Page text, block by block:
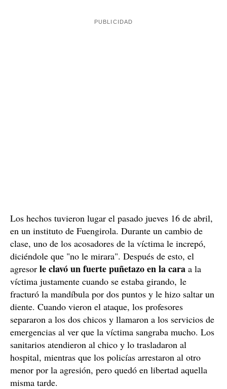
Los hechos tuvieron lugar el pasado jueves 16 de abril,
en un instituto de Fuengirola. Durante un cambio de
clase, uno de los acosadores de la víctima le increpó,
diciéndole que "no le mirara". Después de esto, el
agresor le clavó un fuerte puñetazo en la cara a la
víctima justamente cuando se estaba girando, le
fracturó la mandíbula por dos puntos y le hizo saltar un
diente. Cuando vieron el ataque, los profesores
separaron a los dos chicos y llamaron a los servicios de
emergencias al ver que la víctima sangraba mucho. Los
sanitarios atendieron al chico y lo trasladaron al
hospital, mientras que los policías arrestaron al otro
menor por la agresión, pero quedó en libertad aquella
misma tarde.